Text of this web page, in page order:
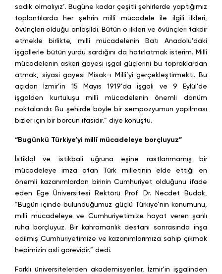
sadık olmalıyız’. Bugüne kadar çeşitli şehirlerde yaptığımız
toplantılarda her şehrin millî mücadele ile ilgili ilkleri,
övünçleri olduğu anlaşıldı. Bütün o ilkleri ve övünçleri takdir
etmekle birlikte, millî mücadelenin Batı Anadolu’daki
işgallerle bütün yurdu sardığını da hatırlatmak isterim. Millî
mücadelenin askeri gayesi işgal güçlerini bu topraklardan
atmak, siyasi gayesi Misak-ı Millî’yi gerçekleştirmekti. Bu
açıdan İzmir’in 15 Mayıs 1919’da işgali ve 9 Eylül’de
işgalden kurtuluşu millî mücadelenin önemli dönüm
noktalarıdır. Bu şehirde böyle bir sempozyumun yapılması
bizler için bir borcun ifasıdır.” diye konuştu.
“Bugünkü Türkiye’yi millî mücadeleye borçluyuz”
İstiklal ve istikbali uğruna eşine rastlanmamış bir
mücadeleye imza atan Türk milletinin elde ettiği en
önemli kazanımlardan birinin Cumhuriyet olduğunu ifade
eden Ege Üniversitesi Rektörü Prof. Dr. Necdet Budak,
“Bugün içinde bulunduğumuz güçlü Türkiye’nin konumunu,
millî mücadeleye ve Cumhuriyetimize hayat veren şanlı
ruha borçluyuz. Bir kahramanlık destanı sonrasında inşa
edilmiş Cumhuriyetimize ve kazanımlarımıza sahip çıkmak
hepimizin asli görevidir.” dedi.
Farklı üniversitelerden akademisyenler, İzmir’in işgalinden